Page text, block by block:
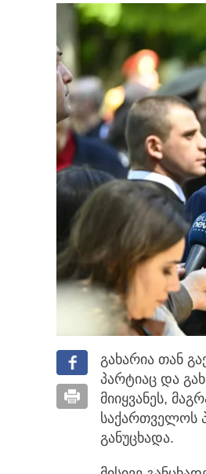
გახარია თან
პარტიაც და
მიიყვანეს,
საქართველოს
განუცხადა.